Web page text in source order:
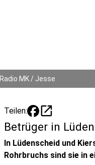
Radio MK / Jesse
Teilen: open_in_new
Betrüger in
In Lüdenscheid und
Rohrbruchs sind sie in